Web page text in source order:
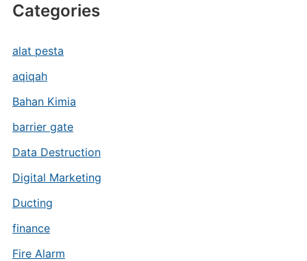
Categories
alat pesta
aqiqah
Bahan Kimia
barrier gate
Data Destruction
Digital Marketing
Ducting
finance
Fire Alarm